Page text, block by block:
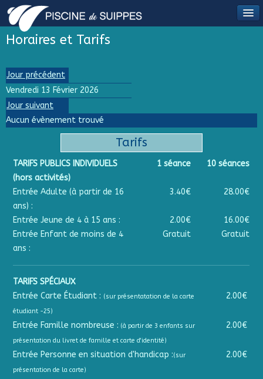
Horaires et Tarifs
Jour précédent
Vendredi 13 Février 2026
Jour suivant
Aucun évènement trouvé
Tarifs
TARIFS PUBLICS INDIVIDUELS
(hors activités)
1 séance 10 séances
Entrée Adulte (à partir de 16
ans) :
3.40€ 28.00€
Entrée Jeune de 4 à 15 ans : 2.00€
16.00€
Entrée Enfant de moins de 4
ans :
Gratuit Gratuit
TARIFS SPÉCIAUX
Entrée Carte Étudiant : (sur présentatation de la carte
étudiant -25)
2.00€
Entrée Famille nombreuse : (à partir de 3 enfants sur
présentation du livret de famille et carte d'identité)
2.00€
Entrée Personne en situation d'handicap :(sur
présentation de la carte)
2.00€